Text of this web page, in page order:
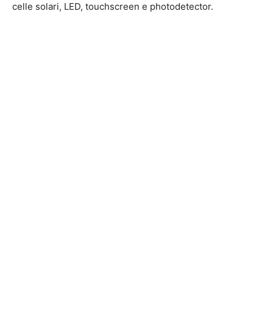
celle solari, LED, touchscreen e photodetector.